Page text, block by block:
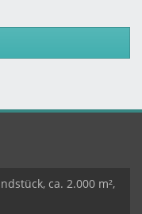
ca. 2.000 m²,